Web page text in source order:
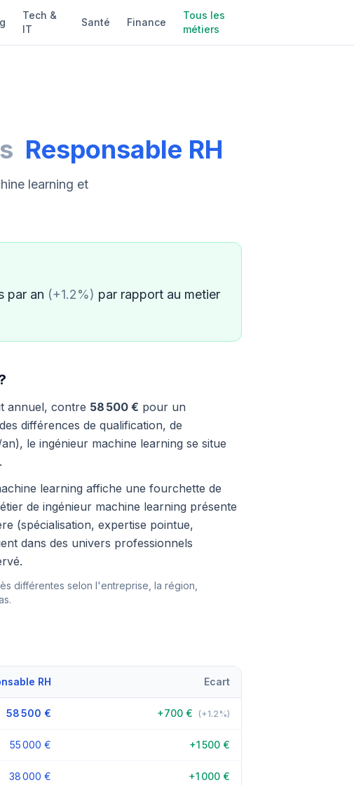
Tech &
IT
Santé Finance
Tous les
métiers
Responsable RH
learning et
par an (+1.2%) par rapport au metier
annuel, contre 58 500 € pour un
différences de qualification, de
le ingénieur machine learning se situe
learning affiche une fourchette de
de ingénieur machine learning présente
(spécialisation, expertise pointue,
dans des univers professionnels
différentes selon l'entreprise, la région,
RH Ecart
58 500 € +700 € (+1.2%)
55 000 € +1 500 €
38 000 € +1 000 €